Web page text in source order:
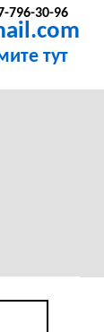
796-30-96
тут